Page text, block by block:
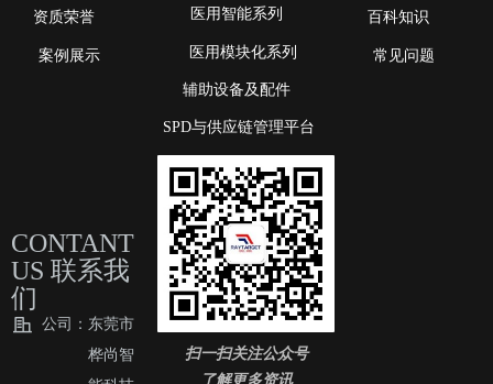
案例展示
资质荣誉
常见问题
医用模块化系列
辅助设备及配件
SPD与供应链管理平台
医用智能系列 百科知识
CONTANT
US 联系我
们
公司： 东莞市
桦尚智
扫一扫关注公众号
了解更多资讯